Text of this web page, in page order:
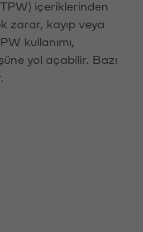
içeriklerinden
zarar, kayıp veya
kullanımı,
yol açabilir. Bazı